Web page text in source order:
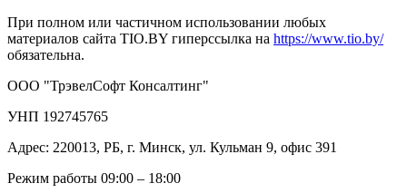
При полном или частичном использовании любых
материалов сайта TIO.BY гиперссылка на https://www.tio.by/
обязательна.
ООО "ТрэвелСофт Консалтинг"
УНП 192745765
Адрес: 220013, РБ, г. Минск, ул. Кульман 9, офис 391
Режим работы 09:00 – 18:00